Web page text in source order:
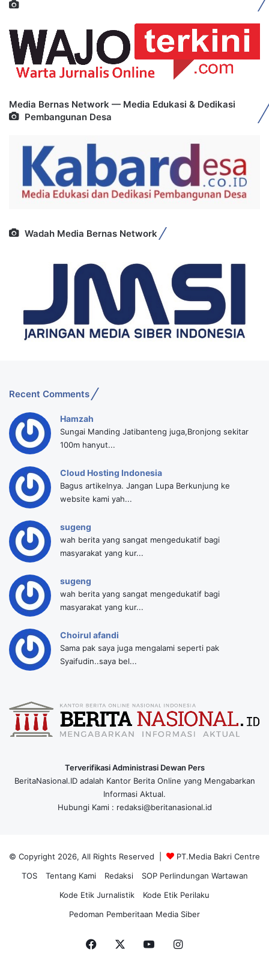
Media Bernas Network — Media Edukasi & Dedikasi
Pembangunan Desa
Wadah Media Bernas Network
Recent Comments
Hamzah
Sungai Manding Jatibanteng juga,Bronjong sekitar
100m hanyut...
Cloud Hosting Indonesia
Bagus artikelnya. Jangan Lupa Berkunjung ke
website kami yah...
sugeng
wah berita yang sangat mengedukatif bagi
masyarakat yang kur...
sugeng
wah berita yang sangat mengedukatif bagi
masyarakat yang kur...
Choirul afandi
Sama pak saya juga mengalami seperti pak
Syaifudin..saya bel...
Terverifikasi Administrasi Dewan Pers
BeritaNasional.ID adalah Kantor Berita Online yang Mengabarkan
Informasi Aktual.
Hubungi Kami : redaksi@beritanasional.id
© Copyright 2026, All Rights Reserved |
PT.Media Bakri Centre
TOS
Tentang Kami Redaksi
SOP Perlindungan Wartawan
Kode Etik Jurnalistik
Kode Etik Perilaku
Pedoman Pemberitaan Media Siber
Facebook YouTubeInstagram